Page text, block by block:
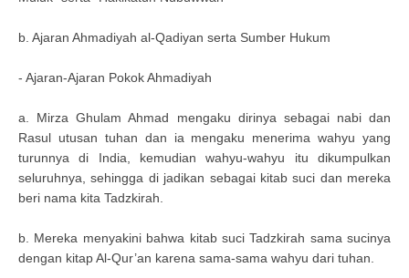
b. Ajaran Ahmadiyah al-Qadiyan serta Sumber Hukum
- Ajaran-Ajaran Pokok Ahmadiyah
a. Mirza Ghulam Ahmad mengaku dirinya sebagai nabi dan
Rasul utusan tuhan dan ia mengaku menerima wahyu yang
turunnya di India, kemudian wahyu-wahyu itu dikumpulkan
seluruhnya, sehingga di jadikan sebagai kitab suci dan mereka
beri nama kita Tadzkirah.
b. Mereka menyakini bahwa kitab suci Tadzkirah sama sucinya
dengan kitap Al-Qur’an karena sama-sama wahyu dari tuhan.